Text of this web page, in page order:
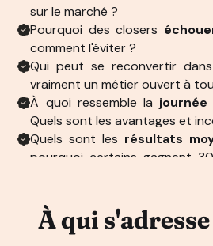
sur le marché ?
Pourquoi des closers
comment l'éviter ?
Qui peut se reconvertir
vraiment un métier ouvert à
À quoi ressemble la
Quels sont les avantages et
Quels sont les résultats
pourquoi certains gagnent
types de leads qui vont venir à
Comment créervotre propre
À qui